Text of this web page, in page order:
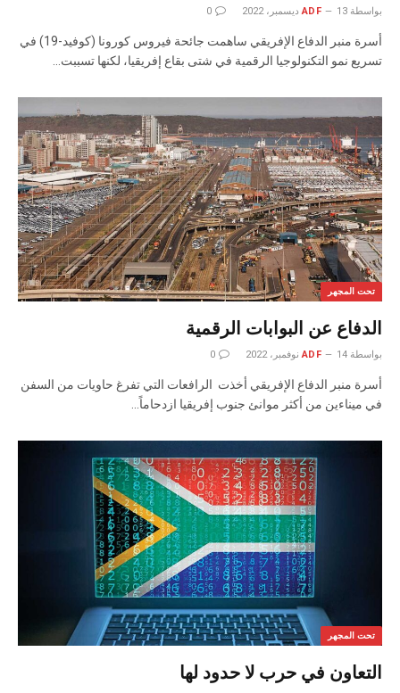
بواسطة ADF 13 ديسمبر، 2022 0
أسرة منبر الدفاع الإفريقي ساهمت جائحة فيروس كورونا (كوفيد-19) في
تسريع نمو التكنولوجيا الرقمية في شتى بقاع إفريقيا، لكنها تسببت…
تحت المجهر
الدفاع عن البوابات الرقمية
بواسطة ADF 14 نوفمبر، 2022 0
‬في‭ ‬ميناءين‭ ‬من‭ ‬أكثر‭ ‬موانئ‭ ‬جنوب‭ ‬إفريقيا‭ ‬ازدحاماً‭…
تحت المجهر
التعاون في حرب لا حدود لها